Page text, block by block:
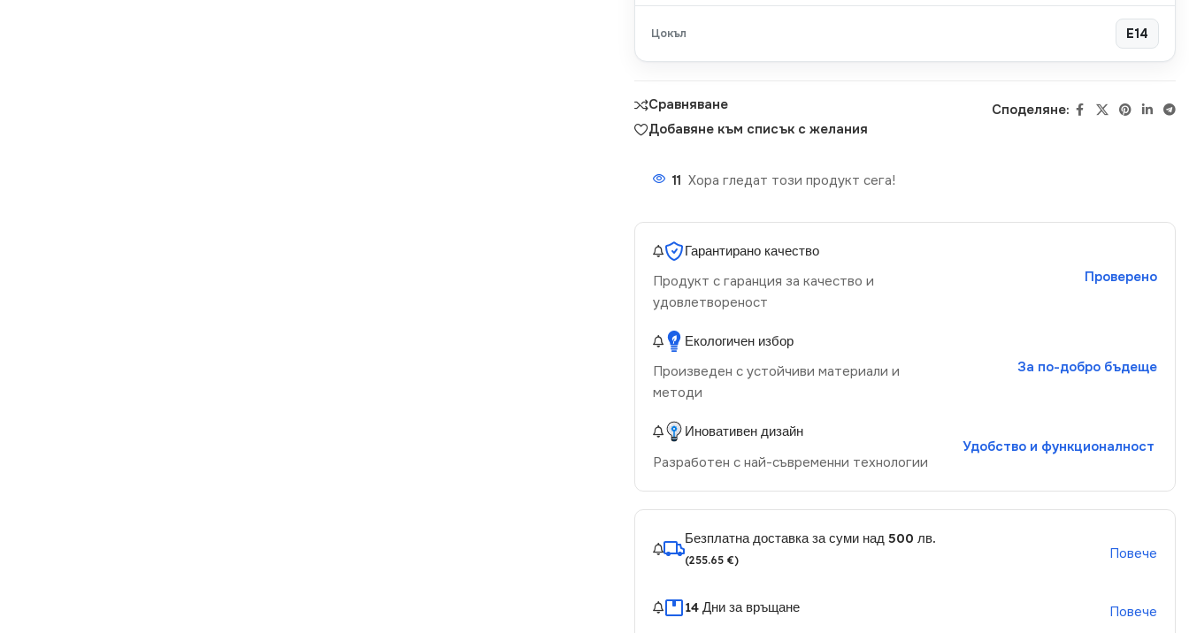
Цокъл E14
Сравняване
Добавяне към списък с желания
Споделяне:
11 Хора гледат този продукт сега!
Гарантирано качество
Продукт с гаранция за качество и
удовлетвореност
Проверено
Екологичен избор
Произведен с устойчиви материали и
методи
За по-добро бъдеще
Иновативен дизайн
Разработен с най-съвременни технологии
Удобство и функционалност
Безплатна доставка за суми над 500 лв.
(255.65 €) Повече
14 Дни за връщане Повече